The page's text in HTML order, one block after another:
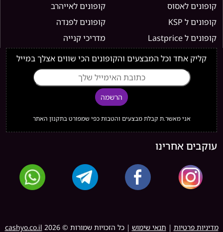
קופונים לאסוס
קופונים לאייהרב
קופונים ל KSP
קופונים לפנדה
קופונים ל Lastprice
מדריכי קנייה
קליק אחד וכל המבצעים והקופונים הכי שווים אצלך במייל
הרשמה
אני מאשר.ת קבלת מבצעים והטבות כפי שמפורט בתקנון האתר
עוקבים אחרינו
מדיניות פרטיות | תנאי שימוש | כל הזכויות שמורות © cashyo.co.il 2026